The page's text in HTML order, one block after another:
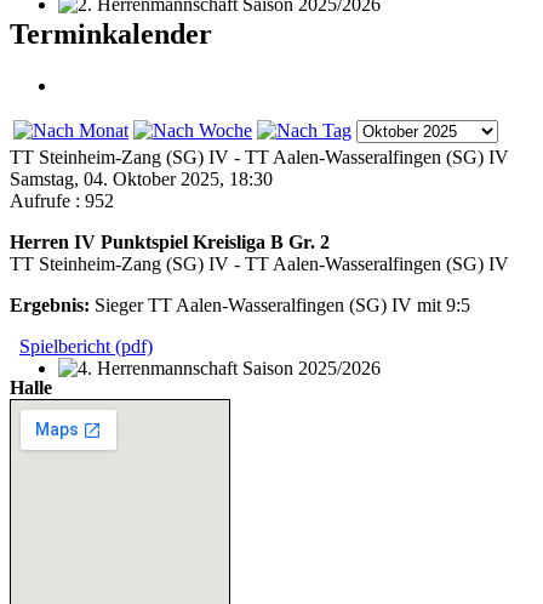
2. Herrenmannschaft Saison 2025/2026
Terminkalender
TT Steinheim-Zang (SG) IV - TT Aalen-Wasseralfingen (SG) IV
Samstag, 04. Oktober 2025, 18:30
Aufrufe : 952
Herren IV Punktspiel Kreisliga B Gr. 2
TT Steinheim-Zang (SG) IV - TT Aalen-Wasseralfingen (SG) IV
Ergebnis: Sieger TT Aalen-Wasseralfingen (SG) IV mit 9:5
Spielbericht (pdf)
Halle